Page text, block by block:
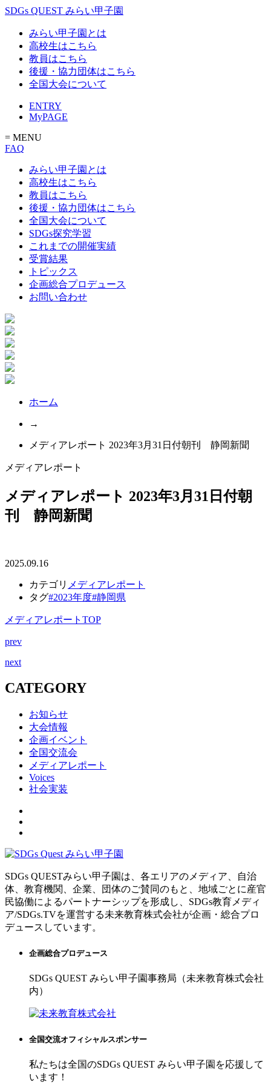
SDGs QUEST みらい甲子園
みらい甲子園とは
高校生はこちら
教員はこちら
後援・協力団体はこちら
全国大会について
ENTRY
MyPAGE
= MENU
FAQ
みらい甲子園とは
高校生はこちら
教員はこちら
後援・協力団体はこちら
全国大会について
SDGs探究学習
これまでの開催実績
受賞結果
トピックス
企画総合プロデュース
お問い合わせ
ホーム
→
メディアレポート 2023年3月31日付朝刊 静岡新聞
メディアレポート
メディアレポート 2023年3月31日付朝
刊 静岡新聞
2025.09.16
カテゴリ メディアレポート
タグ#2023年度#静岡県
メディアレポートTOP
prev
next
CATEGORY
お知らせ
大会情報
企画イベント
全国交流会
メディアレポート
Voices
社会実装
SDGs QUESTみらい甲子園は、各エリアのメディア、自治
体、教育機関、企業、団体のご賛同のもと、地域ごとに産官
民協働によるパートナーシップを形成し、SDGs教育メディ
ア/SDGs.TVを運営する未来教育株式会社が企画・総合プロ
デュースしています。
企画総合プロデュース
SDGs QUEST みらい甲子園事務局（未来教育株式会社
内）
全国交流オフィシャルスポンサー
私たちは全国のSDGs QUEST みらい甲子園を応援して
います！